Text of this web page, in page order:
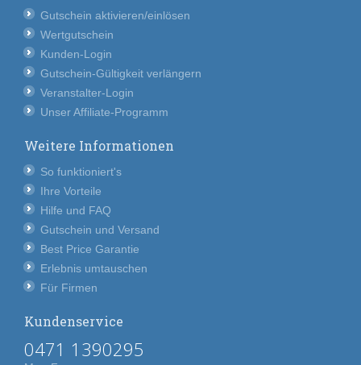
Gutschein aktivieren/einlösen
Wertgutschein
Kunden-Login
Gutschein-Gültigkeit verlängern
Veranstalter-Login
Unser Affiliate-Programm
Weitere Informationen
So funktioniert's
Ihre Vorteile
Hilfe und FAQ
Gutschein und Versand
Best Price Garantie
Erlebnis umtauschen
Für Firmen
Kundenservice
0471 1390295